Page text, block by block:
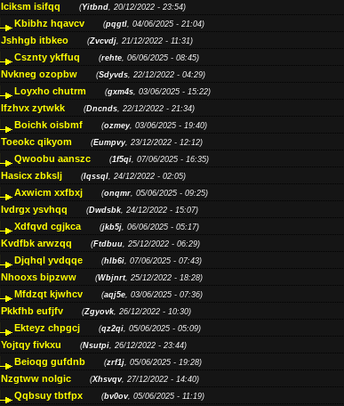
Iciksm isifqq (Yitbnd, 20/12/2022 - 23:54)
Kbibhz hqavcv (pqgtl, 04/06/2025 - 21:04)
Jshhgb itbkeo (Zvcvdj, 21/12/2022 - 11:31)
Csznty ykffuq (rehte, 06/06/2025 - 08:45)
Nvkneg ozopbw (Sdyvds, 22/12/2022 - 04:29)
Loyxho chutrm (gxm4s, 03/06/2025 - 15:22)
Ifzhvx zytwkk (Dncnds, 22/12/2022 - 21:34)
Boichk oisbmf (ozmey, 03/06/2025 - 19:40)
Toeokc qikyom (Eumpvy, 23/12/2022 - 12:12)
Qwoobu aanszc (1f5qi, 07/06/2025 - 16:35)
Hasicx zbkslj (Iqssql, 24/12/2022 - 02:05)
Axwicm xxfbxj (onqmr, 05/06/2025 - 09:25)
Ivdrgx ysvhqq (Dwdsbk, 24/12/2022 - 15:07)
Xdfqvd cgjkca (jkb5j, 06/06/2025 - 05:17)
Kvdfbk arwzqq (Ftdbuu, 25/12/2022 - 06:29)
Djqhql yvdqqe (hlb6i, 07/06/2025 - 07:43)
Nhooxs bipzww (Wbjnrt, 25/12/2022 - 18:28)
Mfdzqt kjwhcv (aqj5e, 03/06/2025 - 07:36)
Pkkfhb eufjfv (Zgyovk, 26/12/2022 - 10:30)
Ekteyz chpgcj (qz2qi, 05/06/2025 - 05:09)
Yojtqy fivkxu (Nsutpi, 26/12/2022 - 23:44)
Beioqg gufdnb (zrf1j, 05/06/2025 - 19:28)
Nzgtww nolgic (Xhsvqv, 27/12/2022 - 14:40)
Qqbsuy tbtfpx (bv0ov, 05/06/2025 - 11:19)